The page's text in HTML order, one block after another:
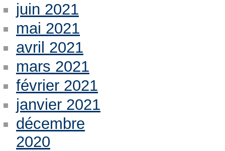
juin 2021
mai 2021
avril 2021
mars 2021
février 2021
janvier 2021
décembre
2020